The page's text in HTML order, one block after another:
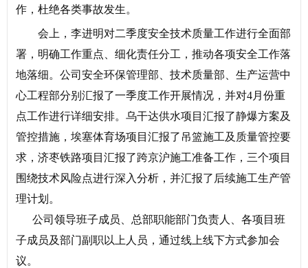
作，杜绝各类事故发生。
会上，李进明对二季度安全技术质量工作进行全面部
署，明确工作重点、细化责任分工，推动各项安全工作落
地落细。公司安全环保管理部、技术质量部、生产运营中
心工程部分别汇报了一季度工作开展情况，并对4月份重
点工作进行详细安排。乌干达供水项目汇报了静爆方案及
管控措施，埃塞体育场项目汇报了吊篮施工及质量管控要
求，济枣铁路项目汇报了跨京沪施工准备工作，三个项目
围绕技术风险点进行深入分析，并汇报了后续施工生产管
理计划。
公司领导班子成员、总部职能部门负责人、各项目班
子成员及部门副职以上人员，通过线上线下方式参加会
议。